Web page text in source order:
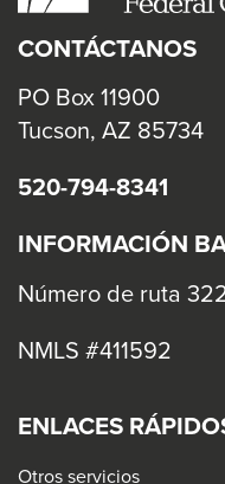
CONTÁCTANOS
PO Box 11900
Tucson, AZ 85734
520-794-8341
INFORMACIÓN
Número de ruta
NMLS #411592
ENLACES
Otros servicios